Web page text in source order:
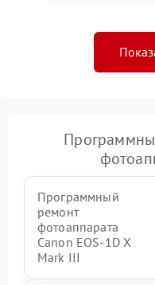
Программный
ремонт
фотоаппарата
Canon EOS‑1D X
Mark III